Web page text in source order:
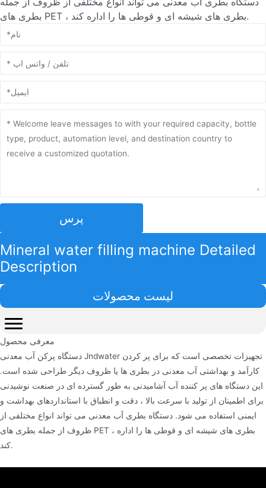
بطری های PET ، بطری های شیشه ای و قوطی ها را اداره کند.
پرس
Mineral water filling machine Detailed
Description
معرفی محصول
دستگاه پرکن آب معدنی Jndwater تجهیزات تخصصی است که برای پر کردن
کارآمد و بهداشتی آب معدنی در بطری ها یا ظروف دیگر طراحی شده است.
این دستگاه های پر کننده آب آشامیدنی به طور گسترده ای در صنعت نوشیدنی
برای اطمینان از تولید با سرعت بالا ، دقت و انطباق با استانداردهای بهداشت و
ایمنی استفاده می شود. دستگاه بطری آب معدنی می تواند انواع مختلفی از
ظروف از جمله بطری های PET ، بطری های شیشه ای و قوطی ها را اداره
کند.
لیست محصولات